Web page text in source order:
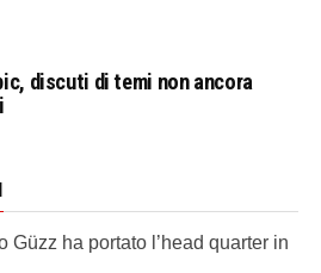
discuti di temi non ancora
Güzz ha portato l’head quarter in